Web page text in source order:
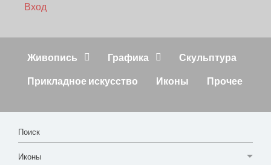
Вход
Живопись Графика Скульптура
Прикладное искусство Иконы Прочее